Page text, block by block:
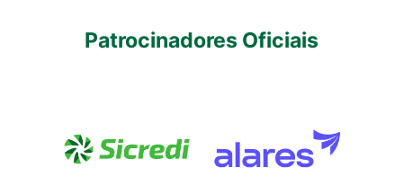
Patrocinadores Oficiais